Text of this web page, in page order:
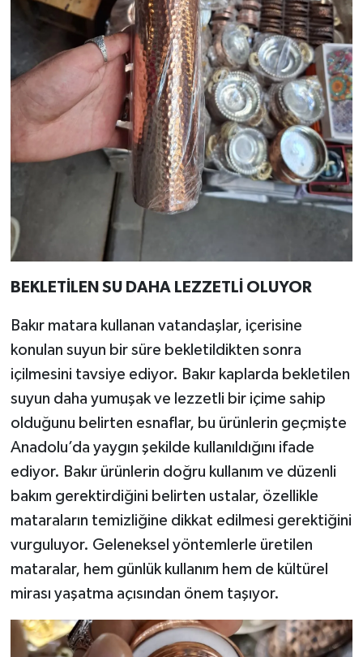
BEKLETİLEN SU DAHA LEZZETLİ OLUYOR
Bakır matara kullanan vatandaşlar, içerisine
konulan suyun bir süre bekletildikten sonra
içilmesini tavsiye ediyor. Bakır kaplarda bekletilen
suyun daha yumuşak ve lezzetli bir içime sahip
olduğunu belirten esnaflar, bu ürünlerin geçmişte
Anadolu’da yaygın şekilde kullanıldığını ifade
ediyor. Bakır ürünlerin doğru kullanım ve düzenli
bakım gerektirdiğini belirten ustalar, özellikle
mataraların temizliğine dikkat edilmesi gerektiğini
vurguluyor. Geleneksel yöntemlerle üretilen
mataralar, hem günlük kullanım hem de kültürel
mirası yaşatma açısından önem taşıyor.